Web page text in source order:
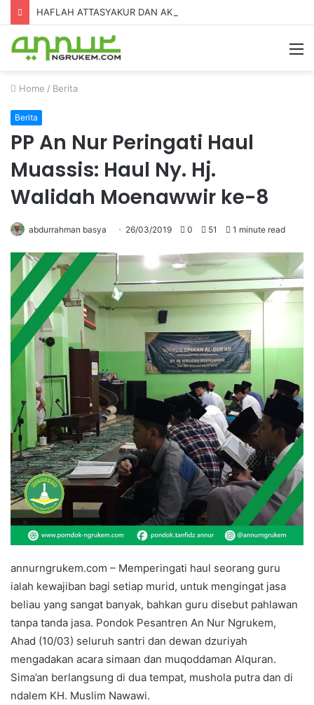
Home / Berita
Berita
PP An Nur Peringati Haul
Muassis: Haul Ny. Hj.
Walidah Moenawwir ke-8
abdurrahman basya 26/03/2019 0 51 1 minute read
annurngrukem.com – Memperingati haul seorang guru
ialah kewajiban bagi setiap murid, untuk mengingat jasa
beliau yang sangat banyak, bahkan guru disebut pahlawan
tanpa tanda jasa. Pondok Pesantren An Nur Ngrukem,
Ahad (10/03) seluruh santri dan dewan dzuriyah
mengadakan acara simaan dan muqoddaman Alquran.
Sima’an berlangsung di dua tempat, mushola putra dan di
ndalem KH. Muslim Nawawi.